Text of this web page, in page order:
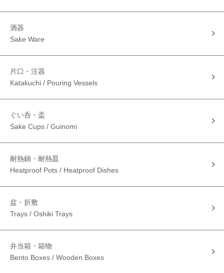
酒器
Sake Ware
片口・注器
Katakuchi / Pouring Vessels
ぐい呑・盃
Sake Cups / Guinomi
耐熱鍋・耐熱皿
Heatproof Pots / Heatproof Dishes
盆・折敷
Trays / Oshiki Trays
弁当箱・箱物
Bento Boxes / Wooden Boxes